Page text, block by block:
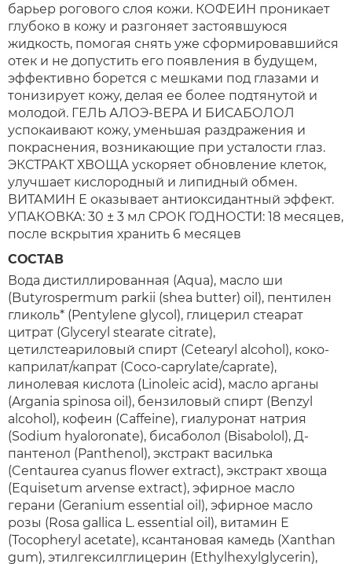
барьер рогового слоя кожи. КОФЕИН проникает
глубоко в кожу и разгоняет застоявшуюся
жидкость, помогая снять уже сформировавшийся
отек и не допустить его появления в будущем,
эффективно борется с мешками под глазами и
тонизирует кожу, делая ее более подтянутой и
молодой. ГЕЛЬ АЛОЭ-ВЕРА И БИСАБОЛОЛ
успокаивают кожу, уменьшая раздражения и
покраснения, возникающие при усталости глаз.
ЭКСТРАКТ ХВОЩА ускоряет обновление клеток,
улучшает кислородный и липидный обмен.
ВИТАМИН Е оказывает антиоксидантный эффект.
УПАКОВКА: 30 ± 3 мл СРОК ГОДНОСТИ: 18 месяцев,
после вскрытия хранить 6 месяцев
СОСТАВ
Вода дистиллированная (Aqua), масло ши
(Butyrospermum parkii (shea butter) oil), пентилен
гликоль* (Pentylene glycol), глицерил стеарат
цитрат (Glyceryl stearate citrate),
цетилстеариловый спирт (Cetearyl alcohol), коко-
каприлат/капрат (Coco-caprylate/caprate),
линолевая кислота (Linoleic acid), масло арганы
(Argania spinosa oil), бензиловый спирт (Benzyl
alcohol), кофеин (Caffeine), гиалуронат натрия
(Sodium hyaloronate), бисаболол (Bisabolol), Д-
пантенол (Panthenol), экстракт василька
(Centaurea cyanus flower extract), экстракт хвоща
(Equisetum arvense extract), эфирное масло
герани (Geranium essential oil), эфирное масло
розы (Rosa gallica L. essential oil), витамин Е
(Tocopheryl acetate), ксантановая камедь (Xanthan
gum), этилгексилглицерин (Ethylhexylglycerin),